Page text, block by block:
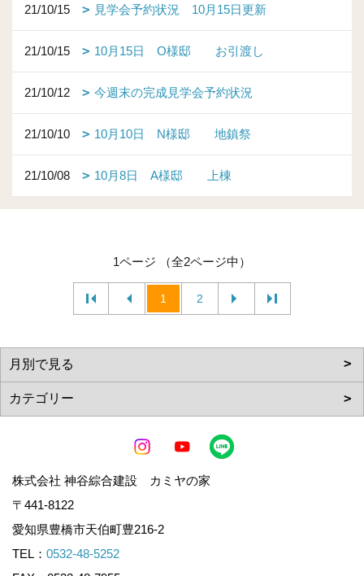
21/10/15 見学会予約状況 10月15日更新
21/10/15 10月15日 O様邸 お引渡し
21/10/12 今週末の完成見学会予約状況
21/10/10 10月10日 N様邸 地鎮祭
21/10/08 10月8日 A様邸 上棟
1ページ （全2ページ中）
1 2
株式会社 神谷綜合建設 カミヤの家
〒441-8122
愛知県豊橋市天伯町豊216-2
TEL： 0532-48-5252